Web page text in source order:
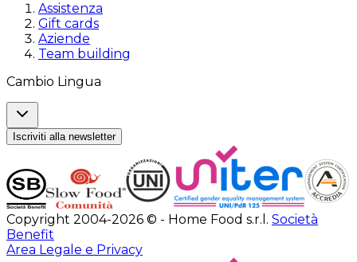
Assistenza
Gift cards
Aziende
Team building
Cambio Lingua
Iscriviti alla newsletter
Copyright 2004-2026 © - Home Food s.r.l. Società
Benefit
Area Legale e Privacy